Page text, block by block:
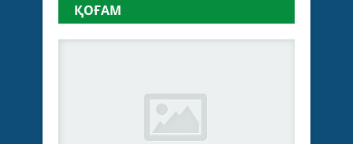
ҚОҒАМ